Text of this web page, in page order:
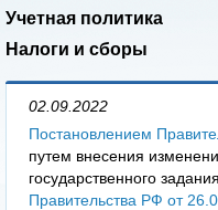
Учетная политика
Налоги и сборы
02.09.2022
Постановлением
путем внесения
государственного
Правительства РФ от